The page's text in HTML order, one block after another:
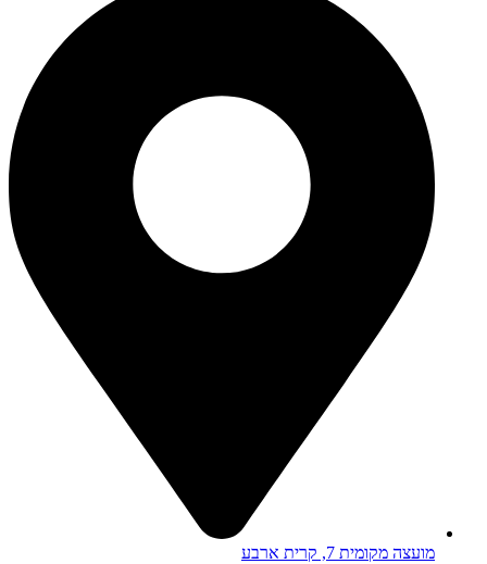
מועצה מקומית 7, קרית ארבע